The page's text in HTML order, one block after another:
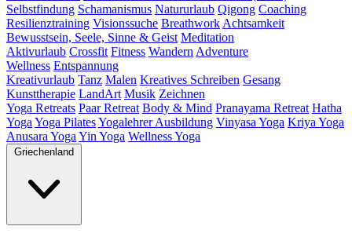
Selbstfindung Schamanismus Natururlaub Qigong Coaching
Resilienztraining Visionssuche Breathwork Achtsamkeit
Bewusstsein, Seele, Sinne & Geist Meditation
Aktivurlaub Crossfit Fitness Wandern Adventure
Wellness Entspannung
Kreativurlaub Tanz Malen Kreatives Schreiben Gesang
Kunsttherapie LandArt Musik Zeichnen
Yoga Retreats Paar Retreat Body & Mind Pranayama Retreat Hatha
Yoga Yoga PilatesYogalehrer Ausbildung Vinyasa Yoga Kriya Yoga
Anusara Yoga Yin Yoga Wellness Yoga
Griechenland